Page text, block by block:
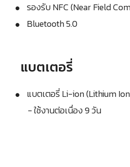
รองรับ NFC (Near Field
Bluetooth 5.0
แบตเตอรี่
แบตเตอรี่ Li-ion (Lithium
- ใช้งานต่อเนื่อง 9 วัน